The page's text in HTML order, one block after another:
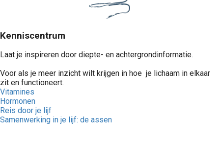
Kenniscentrum
Laat je inspireren door diepte- en achtergrondinformatie.
Voor als je meer inzicht wilt krijgen in hoe je lichaam in elkaar
zit en functioneert.
Vitamines
Hormonen
Reis door je lijf
Samenwerking in je lijf: de assen